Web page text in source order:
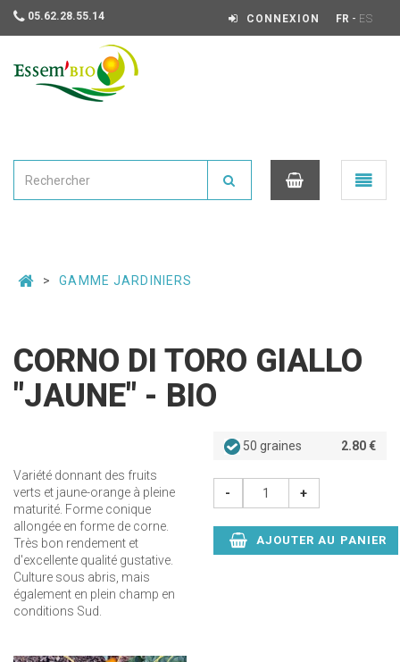
05.62.28.55.14 CONNEXION FR - ES
Ouvrir
le
GAMME JARDINIERS
CORNO DI TORO GIALLO
"JAUNE" - BIO
Variété donnant des fruits
verts et jaune-orange à pleine
maturité. Forme conique
allongée en forme de corne.
Très bon rendement et
d'excellente qualité gustative.
Culture sous abris, mais
également en plein champ en
conditions Sud.
50 graines 2.80 €
- +
AJOUTER AU PANIER